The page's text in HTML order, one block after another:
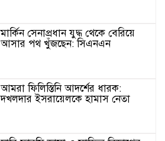
মার্কিন সেনাপ্রধান যুদ্ধ থেকে বেরিয়ে
আসার পথ খুঁজছেন: সিএনএন
আমরা ফিলিস্তিনি আদর্শের ধারক:
দখলদার ইসরায়েলকে হামাস নেতা